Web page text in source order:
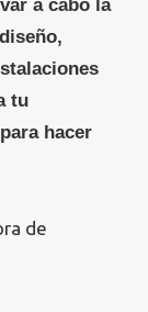
a cabo la
tu
hacer
de